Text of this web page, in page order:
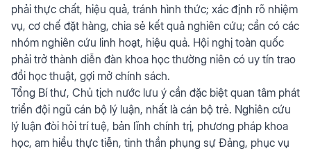
phải thực chất, hiệu quả, tránh hình thức; xác định rõ nhiệm
vụ, cơ chế đặt hàng, chia sẻ kết quả nghiên cứu; cần có các
nhóm nghiên cứu linh hoạt, hiệu quả. Hội nghị toàn quốc
phải trở thành diễn đàn khoa học thường niên có uy tín trao
đổi học thuật, gợi mở chính sách.
Tổng Bí thư, Chủ tịch nước lưu ý cần đặc biệt quan tâm phát
triển đội ngũ cán bộ lý luận, nhất là cán bộ trẻ. Nghiên cứu
lý luận đòi hỏi trí tuệ, bản lĩnh chính trị, phương pháp khoa
học, am hiểu thực tiễn, tinh thần phụng sự Đảng, phục vụ